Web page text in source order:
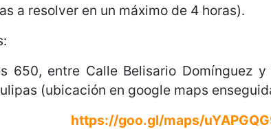
a resolver en un máximo de 4 horas).
650, entre Calle Belisario Domínguez
(ubicación en google maps
https://goo.gl/maps/